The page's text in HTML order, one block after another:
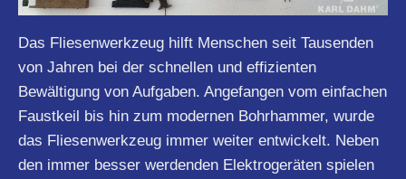
Das Fliesenwerkzeug hilft Menschen seit Tausenden
von Jahren bei der schnellen und effizienten
Bewältigung von Aufgaben. Angefangen vom einfachen
Faustkeil bis hin zum modernen Bohrhammer, wurde
das Fliesenwerkzeug immer weiter entwickelt. Neben
den immer besser werdenden Elektrogeräten spielen